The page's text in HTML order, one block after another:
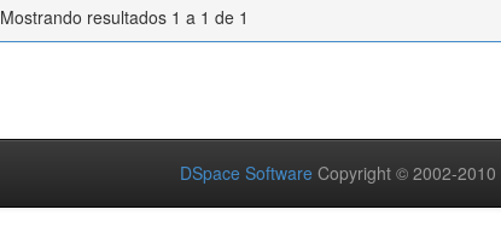
Mostrando resultados 1 a 1 de 1
DSpace Software Copyright © 2002-2010